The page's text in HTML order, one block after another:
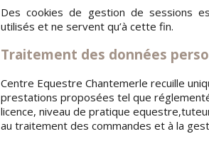
Des cookies de gestion de sessions
utilisés et ne servent qu’à cette fin.
Traitement des données
Centre Equestre Chantemerle recuille
prestations proposées tel que
licence, niveau de pratique
au traitement des commandes et à la